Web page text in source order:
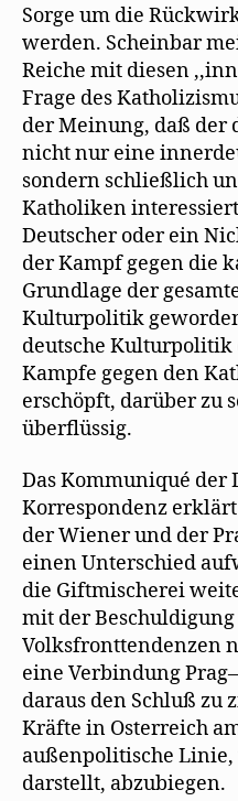
Sorge um die
werden. Scheinbar
Reiche mit diesen
Frage des
der Meinung, daß der
nicht nur eine
sondern schließlich
Katholiken
Deutscher oder ein
der Kampf gegen die
Grundlage der
Kulturpolitik
deutsche
Kampfe gegen den
erschöpft, darüber zu
überflüssig.
Das Kommuniqué der
Korrespondenz
der Wiener und der
einen Unterschied
die Giftmischerei
mit der
Volksfronttendenzen
eine Verbindung
daraus den Schluß zu
Kräfte in Osterreich
außenpolitische Linie,
darstellt, abzubiegen.